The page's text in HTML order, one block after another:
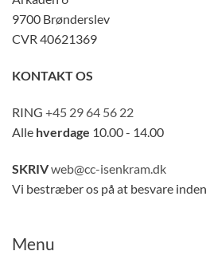
9700 Brønderslev
CVR 40621369
KONTAKT OS
RING +45 29 64 56 22
Alle hverdage 10.00 - 14.00
SKRIVweb@cc-isenkram.dk
Vi bestræber os på at besvare
Menu